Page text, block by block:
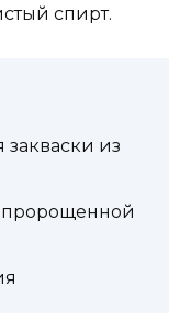
спирт.
из
пророщенной